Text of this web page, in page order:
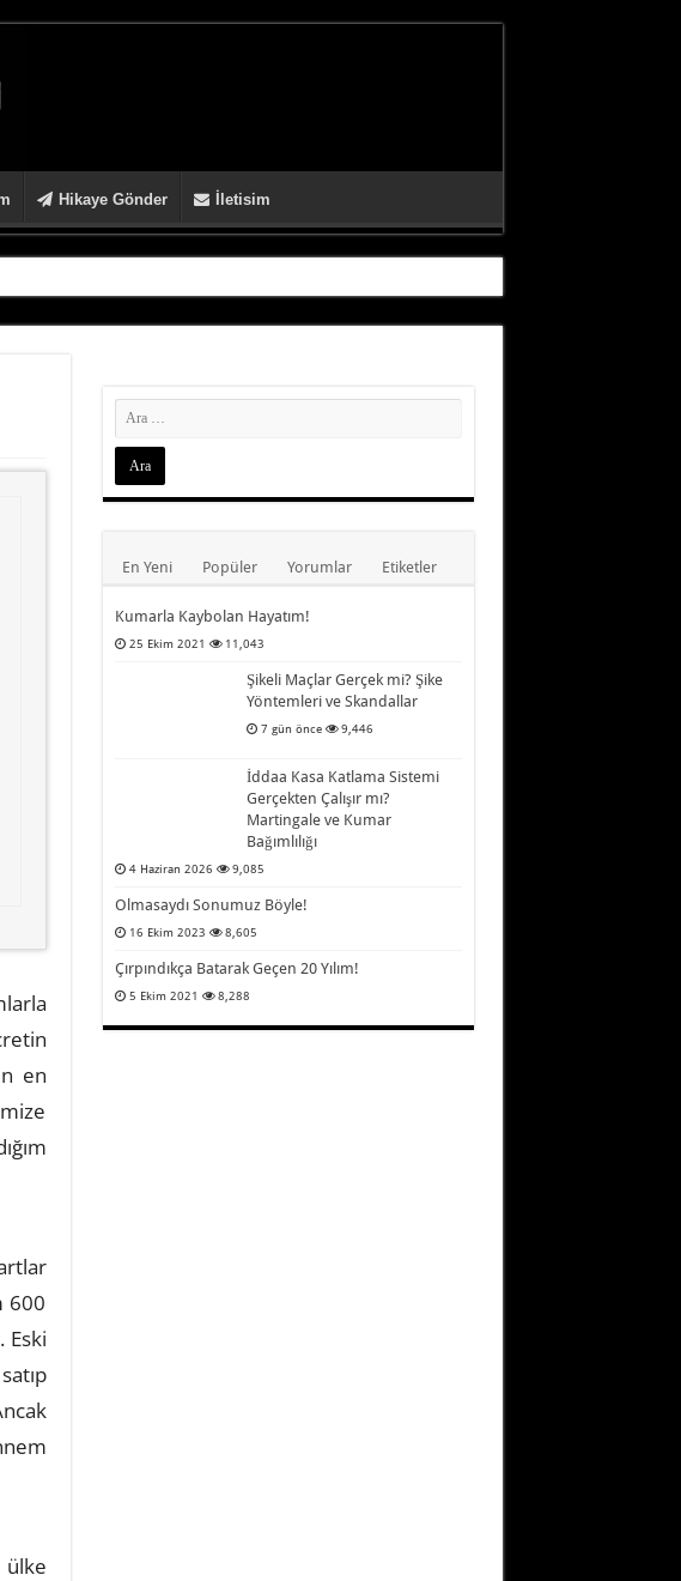
Hikaye Gönder İletisim
en
600
Eski
En Yeni Popüler Yorumlar Etiketler
Kumarla Kaybolan Hayatım!
25 Ekim 2021 11,043
Şikeli Maçlar Gerçek mi? Şike
Yöntemleri ve Skandallar
7 gün önce 9,446
İddaa Kasa Katlama Sistemi
Gerçekten Çalışır mı?
Martingale ve Kumar
Bağımlılığı
4 Haziran 2026 9,085
Olmasaydı Sonumuz Böyle!
16 Ekim 2023 8,605
Çırpındıkça Batarak Geçen 20 Yılım!
5 Ekim 2021 8,288